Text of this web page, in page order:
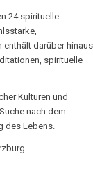
24 spirituelle
enthält darüber hinaus
spirituelle
Kulturen und
nach dem
des Lebens.